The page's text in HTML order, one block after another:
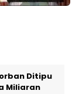
Ditipu
Miliaran